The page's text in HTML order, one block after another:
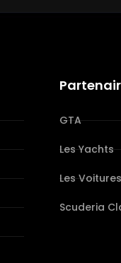
GTA
Les Yachts
Les Voitures
Scuderia